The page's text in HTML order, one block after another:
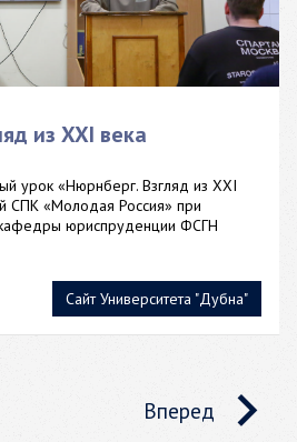
Сайт Университета "Дубна"
из XXI века
урок «Нюрнберг. Взгляд из XXI
СПК «Молодая Россия» при
юриспруденции ФСГН
Вперед